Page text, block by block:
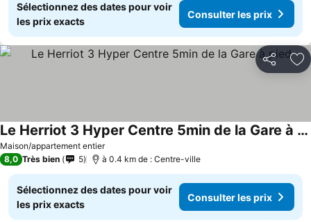
Sélectionnez des dates pour voir
les prix exacts
Consulter les prix
Partager
Maison/appartement entier
Le Herriot 3 Hyper Centre 5min de la Gare à pied
Consulter les prix
8,0 Très bien 5 à 0.4 km de : Centre-ville
Sélectionnez des dates pour voir
les prix exacts
Consulter les prix